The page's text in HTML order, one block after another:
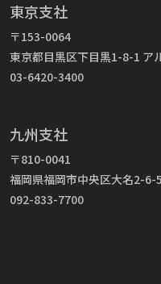
東京支社
〒153-0064
東京都目黒区下目黒1-8-1 ア
03-6420-3400
九州支社
〒810-0041
福岡県福岡市中央区大名2-6-
092-833-7700